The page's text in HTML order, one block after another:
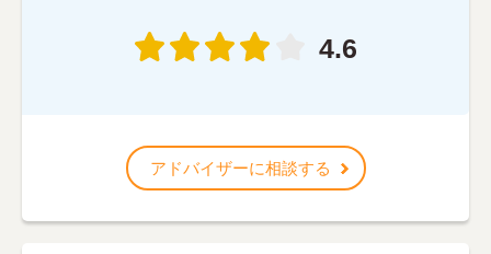
4.6
アドバイザーに相談する